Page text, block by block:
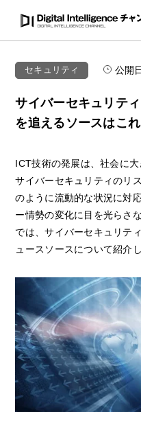
セキュリティ 公開
サイバーセキュリテ
を追えるソースはこれ
ICT技術の発展は、社会に
サイバーセキュリティのリ
のように流動的な状況に対
ー情勢の変化に目を光らさ
では、サイバーセキュリテ
ュースソースについて紹介し